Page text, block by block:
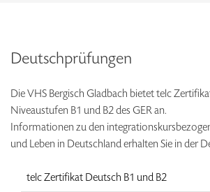
Deutschprüfungen
Die VHS Bergisch Gladbach bietet telc
Niveaustufen B1 und B2 des GER an.
Informationen zu den
und Leben in Deutschland erhalten Sie in der
telc Zertifikat Deutsch B1 und B2